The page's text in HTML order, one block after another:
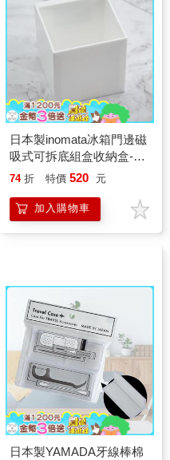
日本製inomata冰箱門邊磁
吸式可拆底組盒收納盒-6
入
74 折 特價 520 元
加入購物車
日本製YAMADA牙線棒棉